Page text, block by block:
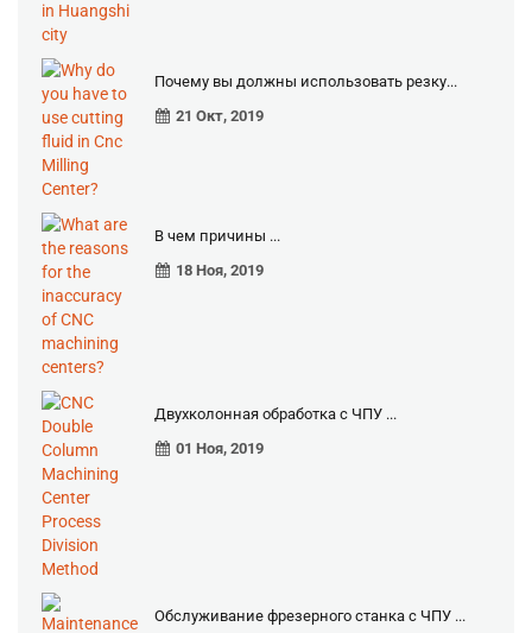
Почему вы должны использовать резку...
21 Окт, 2019
В чем причины ...
18 Ноя, 2019
Двухколонная обработка с ЧПУ ...
01 Ноя, 2019
Обслуживание фрезерного станка с ЧПУ ...